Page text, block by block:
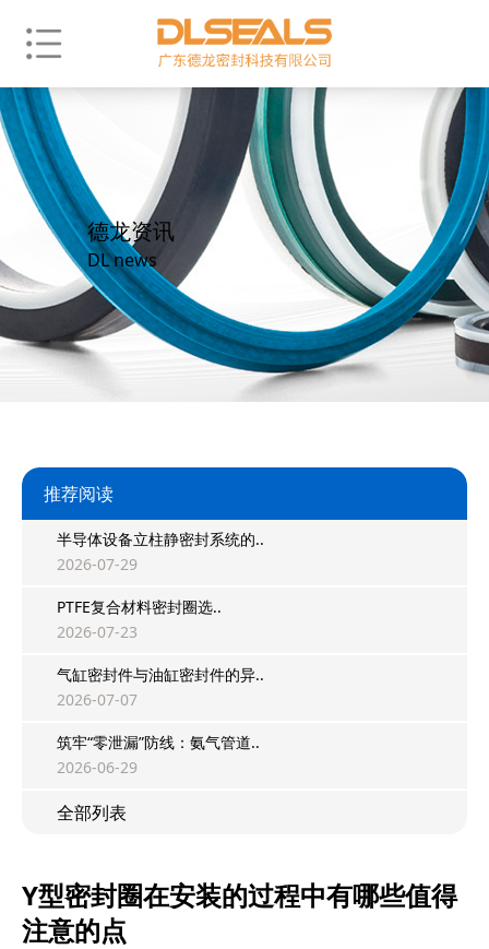
德龙资讯
DL news
推荐阅读
半导体设备立柱静密封系统的..
2026-07-29
PTFE复合材料密封圈选..
2026-07-23
气缸密封件与油缸密封件的异..
2026-07-07
筑牢“零泄漏”防线：氨气管道..
2026-06-29
全部列表
Y型密封圈在安装的过程中有哪些值得
注意的点